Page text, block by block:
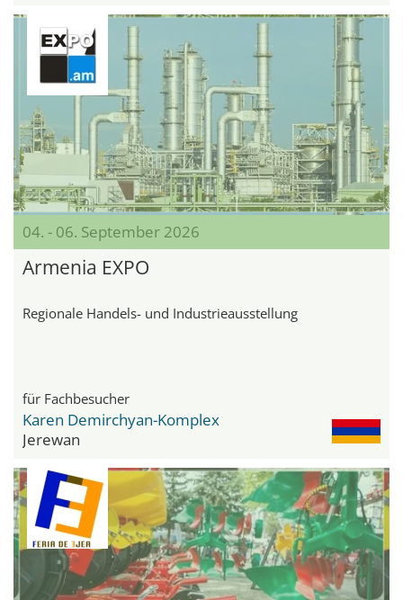
04. - 06. September 2026
Armenia EXPO
Regionale Handels- und Industrieausstellung
für Fachbesucher
Karen Demirchyan-Komplex
Jerewan